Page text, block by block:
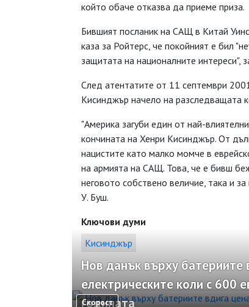
който обаче отказва да приеме приза.
Бившият посланик на САЩ в Китай
каза за Ройтерс, че покойният е бил
защитата на националните интереси",
След атентатите от 11 септември
Кисинджър начело на разследващата
"Америка загуби един от най-
кончината на Хенри Кисинджър. От
нацистите като малко момче в
на армията на САЩ. Това, че е бивш
неговото собствено величие, така и
У. Буш.
Ключови думи
Кисинджър
Скорост
Нов данък върху батериите
електрическите коли с 600
годината